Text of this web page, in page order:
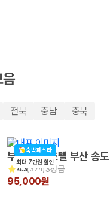
전북 충남 충북
숙박페스타
최대 7만원 할인
부산 비치 호텔 부산 송도
4.3( 324)3성급
95,000원